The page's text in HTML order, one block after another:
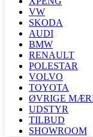
VW
SKODA
AUDI
BMW
RENAULT
POLESTAR
VOLVO
TOYOTA
ØVRIGE
UDSTYR
TILBUD
SHOWROOM